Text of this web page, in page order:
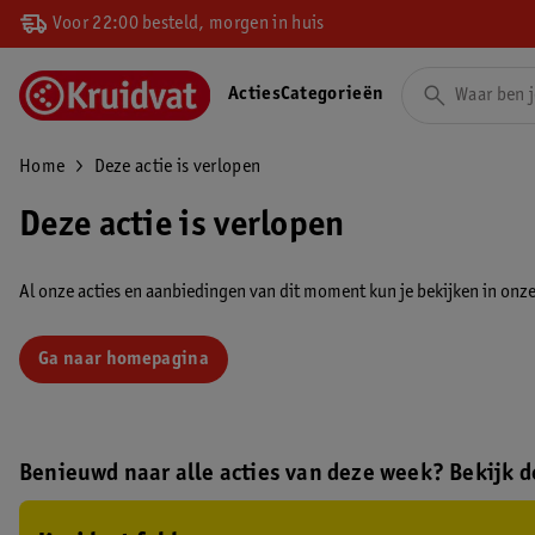
Voor 22:00 besteld, morgen in huis
ActiesCategorieën
Home Deze actie is verlopen
Deze actie is verlopen
Al onze acties en aanbiedingen van dit moment kun je bekijken in
Ga naar homepagina
Benieuwd naar alle acties van deze week? Bekijk